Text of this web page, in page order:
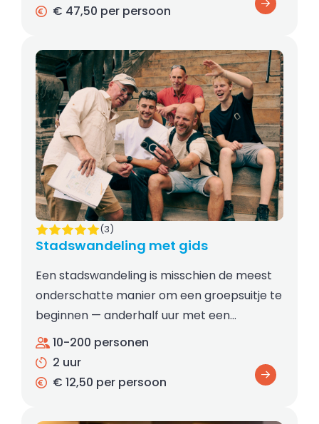
€ 47,50 per persoon
Stadswandeling met gids
(3)
Een stadswandeling is misschien de meest
onderschatte manier om een groepsuitje te
beginnen — anderhalf uur met een…
10-200 personen
2 uur
€ 12,50 per persoon